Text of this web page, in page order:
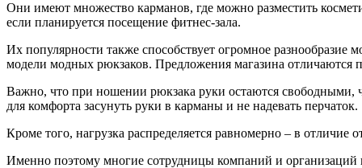
Они имеют множество карманов, где можно разместить
если планируется посещение фитнес-зала.
Их популярности также способствует огромное
модели модных рюкзаков. Предложения магазина
Важно, что при ношении рюкзака руки остаются свободными,
для комфорта засунуть руки в карманы и не надевать перчаток.
Кроме того, нагрузка распределяется равномерно – в
Именно поэтому многие сотрудницы компаний и